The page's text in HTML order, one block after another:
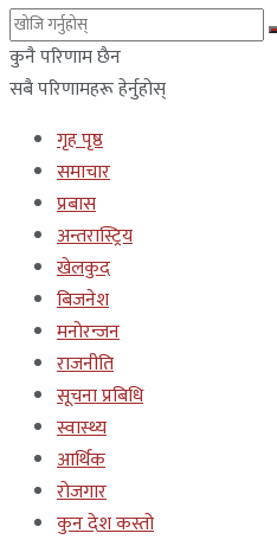
कुनै परिणाम छैन
सबै परिणामहरू हेर्नुहोस्
गृह पृष्ठ
समाचार
प्रबास
अन्तरास्ट्रिय
खेलकुद
बिजनेश
मनोरन्जन
राजनीति
सूचना प्रबिधि
स्वास्थ्य
आर्थिक
रोजगार
कुन देश कस्तो